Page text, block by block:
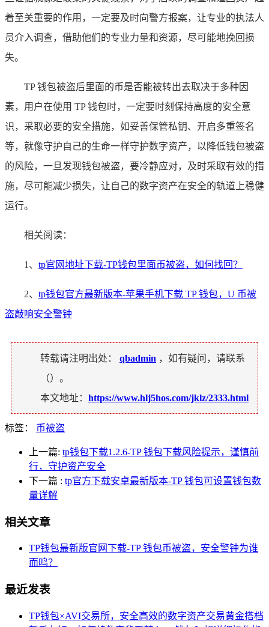
着至关重要的作用，一定要及时向警方报案，让专业的执法人
员介入调查，借助他们的专业力量和资源，尽可能地挽回损
失。
TP 钱包被盗后里面的币是否能被转出去取决于多种因
素，用户在使用 TP 钱包时，一定要时刻保持高度的安全意
识，采取必要的安全措施，如妥善保管私钥、开启多重签名
等，就像守护自己的生命一样守护数字资产，以降低钱包被盗
的风险，一旦发现钱包被盗，要冷静应对，及时采取有效的措
施，尽可能减少损失，让自己的数字资产在安全的轨道上稳健
运行。
相关阅读：
1、 tp官网地址下载-TP钱包里面币被盗，如何找回？
2、 tp钱包官方最新版本-苹果手机下载 TP 钱包，U 币被
盗敲响安全警钟
转载请注明出处： qbadmin ，如有疑问，请联系
（）。
本文地址： https://www.hlj5hos.com/jklz/2333.html
标签： 币被盗
上一篇: tp钱包下载1.2.6-TP 钱包下载风险提示，谨慎前
行，守护资产安全
下一篇 : tp官方下载安卓最新版本-TP 钱包可设置钱包数
量详解
相关文章
TP钱包最新版官网下载-TP 钱包币被盗，安全警钟为谁
而鸣？
最近发表
TP钱包×AVI交易所，安全高效的数字资产交易黄金搭档